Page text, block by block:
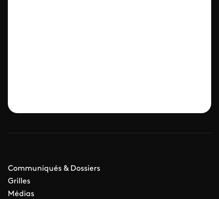
Communiqués & Dossiers
Grilles
Médias